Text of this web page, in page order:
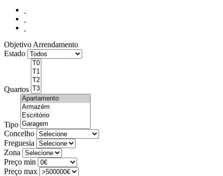
Objetivo Arrendamento
Estado
Quartos
Tipo
Concelho
Freguesia
Zona
Preço min
Preço max